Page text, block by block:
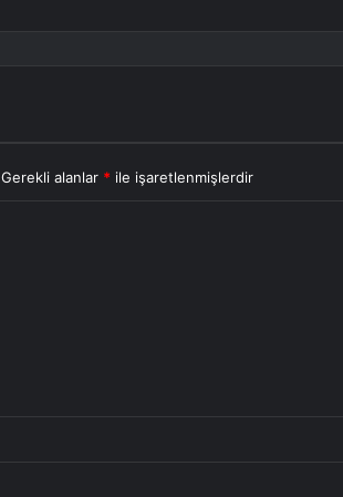
Gerekli alanlar * ile işaretlenmişlerdir